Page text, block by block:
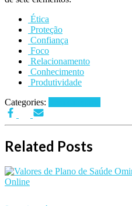
Ética
Proteção
Confiança
Foco
Relacionamento
Conhecimento
Produtividade
Categories:
Related Posts